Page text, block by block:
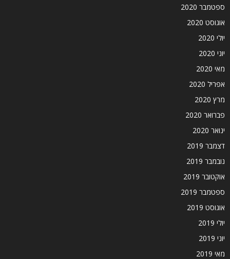
ספטמבר 2020
אוגוסט 2020
יולי 2020
יוני 2020
מאי 2020
אפריל 2020
מרץ 2020
פברואר 2020
ינואר 2020
דצמבר 2019
נובמבר 2019
אוקטובר 2019
ספטמבר 2019
אוגוסט 2019
יולי 2019
יוני 2019
מאי 2019